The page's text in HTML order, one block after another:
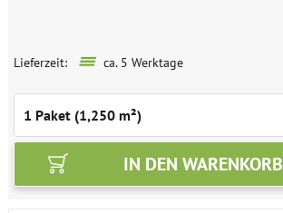
Lieferzeit: ca. 5 Werktage
IN DEN WARENKORB